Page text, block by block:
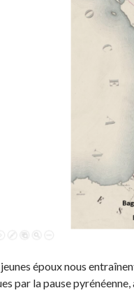
jeunes époux nous
par la pause